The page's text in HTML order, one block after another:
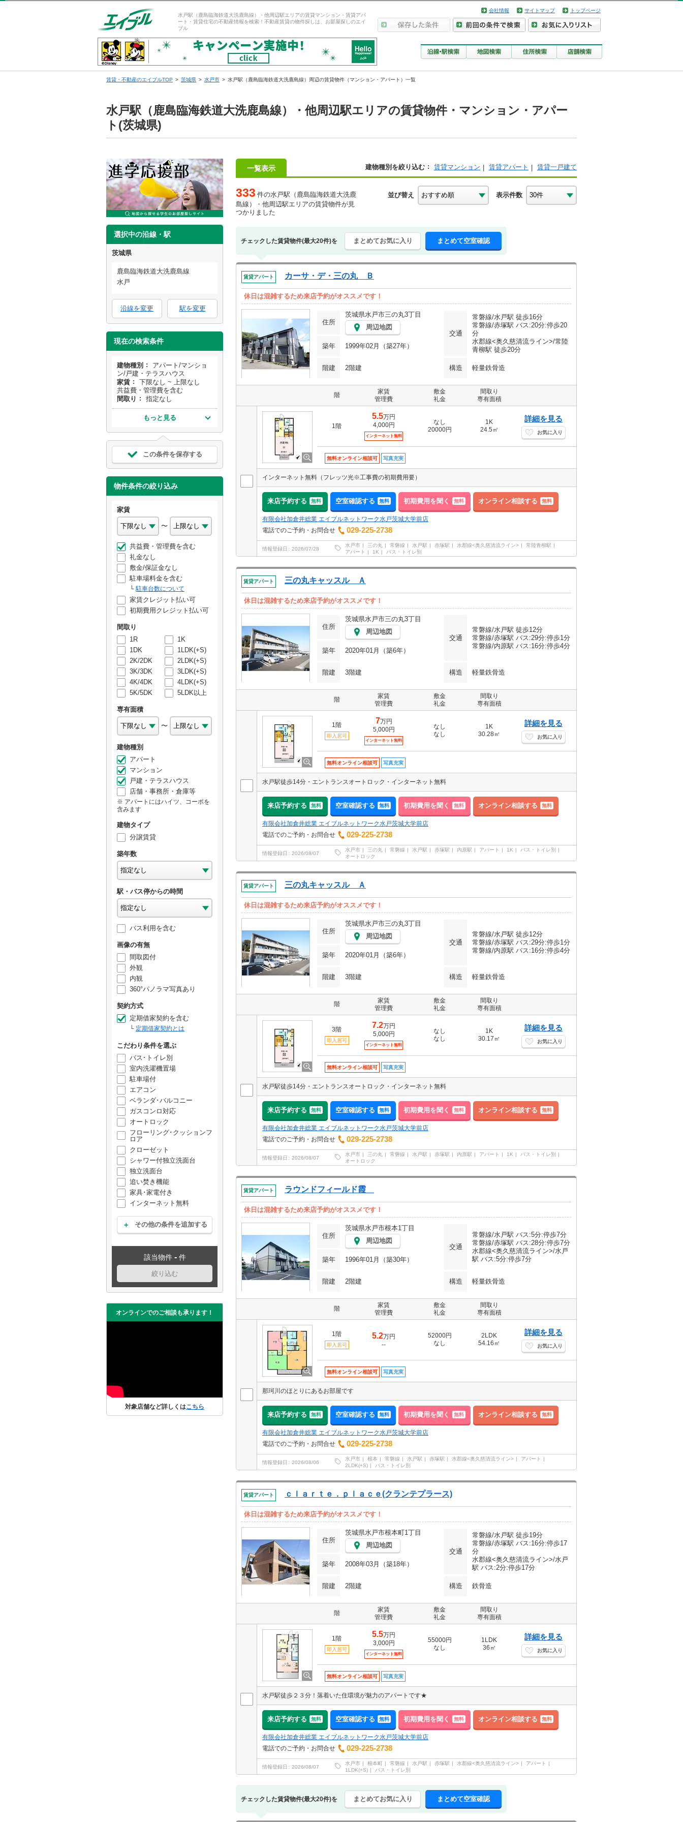
水戸駅（鹿島臨海鉄道大洗鹿島線）・他周辺駅エリアの賃貸マンション・賃貸アパ
ート・賃貸住宅の不動産情報を検索！不動産賃貸の物件探しは、お部屋探しのエイ
ブル
会社情報 サイトマップ トップページ
賃貸・不動産のエイブルTOP 茨城県 水戸市 水戸駅（鹿島臨海鉄道大洗鹿島線）周辺の賃貸物件（マンション・アパート）一覧
水戸駅（鹿島臨海鉄道大洗鹿島線）・他周辺駅エリアの賃貸物件・マンション・アパー
ト(茨城県)
選択中の沿線・駅
茨城県
鹿島臨海鉄道大洗鹿島線
水戸
沿線を変更 駅を変更
現在の検索条件
建物種別
アパート/マンショ
ン/戸建・テラスハウス
家賃
下限なし ~ 上限なし
共益費・管理費を含む
間取り
指定なし
もっと見る
この条件を保存する
物件条件の絞り込み
家賃
〜
共益費・管理費を含む
礼金なし
敷金/保証金なし
駐車場料金を含む
駐車台数について
家賃クレジット払い可
初期費用クレジット払い可
間取り
1R
1K
1DK
1LDK(+S)
2K/2DK
2LDK(+S)
3K/3DK
3LDK(+S)
4K/4DK
4LDK(+S)
5K/5DK
5LDK以上
専有面積
〜
建物種別
アパート
マンション
戸建・テラスハウス
店舗・事務所・倉庫等
アパートにはハイツ、コーポを
含みます
建物タイプ
分譲賃貸
築年数
駅・バス停からの時間
バス利用を含む
画像の有無
間取図付
外観
内観
360°パノラマ写真あり
契約方式
定期借家契約を含む
定期借家契約とは
こだわり条件を選ぶ
バス･トイレ別
室内洗濯機置場
駐車場付
エアコン
ベランダ･バルコニー
ガスコンロ対応
オートロック
フローリング･クッションフ
ロア
クローゼット
シャワー付独立洗面台
独立洗面台
追い焚き機能
家具･家電付き
インターネット無料
その他の条件を追加する
該当物件 - 件
絞り込む
オンラインでのご相談も承ります！
対象店舗など詳しくはこちら
一覧表示 建物種別を絞り込む 賃貸マンション 賃貸アパート 賃貸一戸建て
333 件の水戸駅（鹿島臨海鉄道大洗鹿
島線）・他周辺駅エリアの賃貸物件が見
つかりました
並び替え 表示件数
チェックした賃貸物件(最大20件)を まとめてお気に入り まとめて空室確認
賃貸アパート カーサ・デ・三の丸 Ｂ
休日は混雑するため来店予約がオススメです！
住所
茨城県水戸市三の丸3丁目
周辺地図
交通
常磐線/水戸駅 徒歩16分
常磐線/赤塚駅 バス:20分:停歩20
分
水郡線<奥久慈清流ライン>/常陸
青柳駅 徒歩20分
築年 1999年02月（築27年）
階建 2階建 構造 軽量鉄骨造
階
家賃
管理費
敷金
礼金
間取り
専有面積
1階
5.5万円
4,000円
インターネット無料
なし
20000円
1K
24.5㎡
詳細を見る
お気に入り
無料オンライン相談可 写真充実
インターネット無料（フレッツ光※工事費の初期費用要）
来店予約する 無料 空室確認する 無料 初期費用を聞く 無料 オンライン相談する 無料
有限会社加倉井総業 エイブルネットワーク水戸茨城大学前店
電話でのご予約・お問合せ
029-225-2738
情報登録日 2026/07/28
水戸市 三の丸 常磐線 水戸駅 赤塚駅 水郡線<奥久慈清流ライン>
常陸青柳駅
アパート
1K バス・トイレ別
賃貸アパート 三の丸キャッスル Ａ
休日は混雑するため来店予約がオススメです！
住所
茨城県水戸市三の丸3丁目
周辺地図
交通
常磐線/水戸駅 徒歩12分
常磐線/赤塚駅 バス:29分:停歩1分
常磐線/内原駅 バス:16分:停歩4分
築年 2020年01月（築6年）
階建 3階建 構造 軽量鉄骨造
階
家賃
管理費
敷金
礼金
間取り
専有面積
1階
即入居可
7万円
5,000円
インターネット無料
なし
なし
1K
30.28㎡
詳細を見る
お気に入り
無料オンライン相談可 写真充実
水戸駅徒歩14分・エントランスオートロック・インターネット無料
来店予約する 無料 空室確認する 無料 初期費用を聞く 無料 オンライン相談する 無料
有限会社加倉井総業 エイブルネットワーク水戸茨城大学前店
電話でのご予約・お問合せ
029-225-2738
情報登録日 2026/08/07
水戸市 三の丸 常磐線 水戸駅 赤塚駅 内原駅 アパート 1K
バス・トイレ別
オートロック
賃貸アパート 三の丸キャッスル Ａ
休日は混雑するため来店予約がオススメです！
住所
茨城県水戸市三の丸3丁目
周辺地図
交通
常磐線/水戸駅 徒歩12分
常磐線/赤塚駅 バス:29分:停歩1分
常磐線/内原駅 バス:16分:停歩4分
築年 2020年01月（築6年）
階建 3階建 構造 軽量鉄骨造
階
家賃
管理費
敷金
礼金
間取り
専有面積
3階
即入居可
7.2万円
5,000円
インターネット無料
なし
なし
1K
30.17㎡
詳細を見る
お気に入り
無料オンライン相談可 写真充実
水戸駅徒歩14分・エントランスオートロック・インターネット無料
来店予約する 無料 空室確認する 無料 初期費用を聞く 無料 オンライン相談する 無料
有限会社加倉井総業 エイブルネットワーク水戸茨城大学前店
電話でのご予約・お問合せ
029-225-2738
情報登録日 2026/08/07
水戸市 三の丸 常磐線 水戸駅 赤塚駅 内原駅 アパート 1K
バス・トイレ別
オートロック
賃貸アパート ラウンドフィールド霞
休日は混雑するため来店予約がオススメです！
住所
茨城県水戸市根本1丁目
周辺地図
交通
常磐線/水戸駅 バス:5分:停歩7分
常磐線/赤塚駅 バス:28分:停歩7分
水郡線<奥久慈清流ライン>/水戸
駅 バス:5分:停歩7分
築年 1996年01月（築30年）
階建 2階建 構造 軽量鉄骨造
階
家賃
管理費
敷金
礼金
間取り
専有面積
1階
即入居可
5.2万円
--
52000円
なし
2LDK
54.16㎡
詳細を見る
お気に入り
無料オンライン相談可 写真充実
那珂川のほとりにあるお部屋です
来店予約する 無料 空室確認する 無料 初期費用を聞く 無料 オンライン相談する 無料
有限会社加倉井総業 エイブルネットワーク水戸茨城大学前店
電話でのご予約・お問合せ
029-225-2738
情報登録日 2026/08/06
水戸市 根本 常磐線 水戸駅 赤塚駅 水郡線<奥久慈清流ライン>
アパート
2LDK(+S)
バス・トイレ別
賃貸アパート ｃｌａｒｔｅ．ｐｌａｃｅ(クランテプラース)
休日は混雑するため来店予約がオススメです！
住所
茨城県水戸市根本町1丁目
周辺地図
交通
常磐線/水戸駅 徒歩19分
常磐線/赤塚駅 バス:16分:停歩17
分
水郡線<奥久慈清流ライン>/水戸
駅 バス:2分:停歩17分
築年 2008年03月（築18年）
階建 2階建 構造 鉄骨造
階
家賃
管理費
敷金
礼金
間取り
専有面積
1階
即入居可
5.5万円
3,000円
インターネット無料
55000円
なし
1LDK
36㎡
詳細を見る
お気に入り
無料オンライン相談可 写真充実
水戸駅徒歩２３分！落着いた住環境が魅力のアパートです★
来店予約する 無料 空室確認する 無料 初期費用を聞く 無料 オンライン相談する 無料
有限会社加倉井総業 エイブルネットワーク水戸茨城大学前店
電話でのご予約・お問合せ
029-225-2738
情報登録日 2026/08/07
水戸市 根本町 常磐線 水戸駅 赤塚駅 水郡線<奥久慈清流ライン>
アパート
1LDK(+S)
バス・トイレ別
チェックした賃貸物件(最大20件)を まとめてお気に入り まとめて空室確認